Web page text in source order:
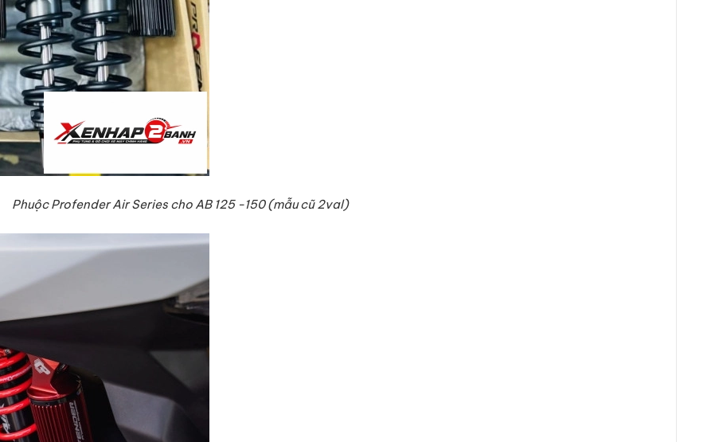
Phuộc Profender Air Series cho AB 125 -150 (mẫu cũ 2val)